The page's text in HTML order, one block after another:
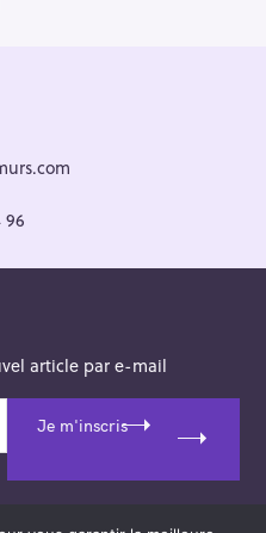
96
article par e-mail
Je m'inscris